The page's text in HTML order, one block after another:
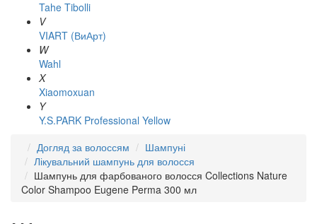
Tahe Tibolli
V
VIART (ВиАрт)
W
Wahl
X
Xiaomoxuan
Y
Y.S.PARK Professional Yellow
Догляд за волоссям
Шампуні
Лікувальний шампунь для волосся
Шампунь для фарбованого волосся Collections Nature
Color Shampoo Eugene Perma 300 мл